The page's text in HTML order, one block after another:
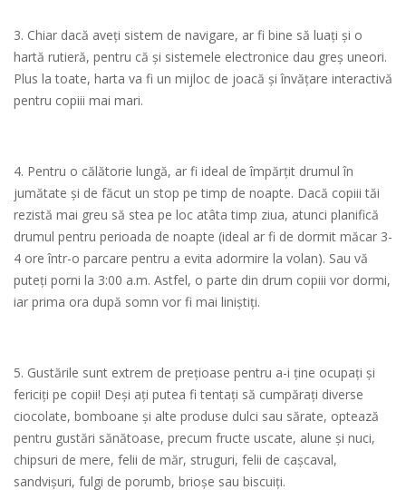
3. Chiar dacă aveți sistem de navigare, ar fi bine să luați și o
hartă rutieră, pentru că și sistemele electronice dau greș uneori.
Plus la toate, harta va fi un mijloc de joacă și învățare interactivă
pentru copiii mai mari.
4. Pentru o călătorie lungă, ar fi ideal de împărțit drumul în
jumătate și de făcut un stop pe timp de noapte. Dacă copiii tăi
rezistă mai greu să stea pe loc atâta timp ziua, atunci planifică
drumul pentru perioada de noapte (ideal ar fi de dormit măcar 3-
4 ore într-o parcare pentru a evita adormire la volan). Sau vă
puteți porni la 3:00 a.m. Astfel, o parte din drum copiii vor dormi,
iar prima ora după somn vor fi mai liniștiți.
5. Gustările sunt extrem de prețioase pentru a-i ține ocupați și
fericiți pe copii! Deși ați putea fi tentați să cumpărați diverse
ciocolate, bomboane și alte produse dulci sau sărate, optează
pentru gustări sănătoase, precum fructe uscate, alune și nuci,
chipsuri de mere, felii de măr, struguri, felii de cașcaval,
sandvișuri, fulgi de porumb, brioșe sau biscuiți.